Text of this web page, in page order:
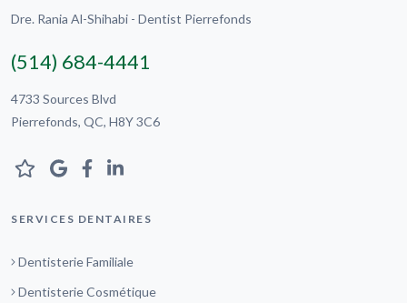
Dre. Rania Al-Shihabi - Dentist Pierrefonds
(514) 684-4441
4733 Sources Blvd
Pierrefonds, QC, H8Y 3C6
SERVICES DENTAIRES
Dentisterie Familiale
Dentisterie Cosmétique